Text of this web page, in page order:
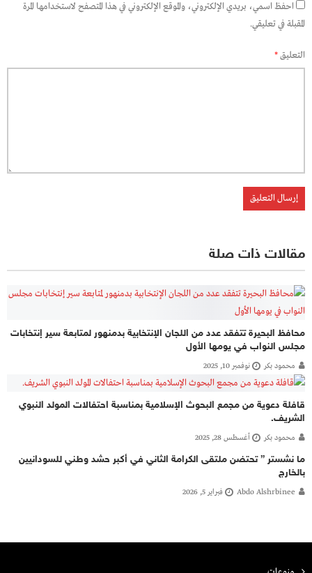
احفظ اسمي، بريدي الإلكتروني، والموقع الإلكتروني في هذا المتصفح لاستخدامها المرة
المقبلة في تعليقي.
التعليق*
مقالات ذات صلة
محافظ البحيرة تتفقد عدد من اللجان الإنتخابية بدمنهور لمتابعة سير إنتخابات
مجلس النواب في يومها الأول
محمود بكر نوفمبر 10, 2025
قافلة دعوية من مجمع البحوث الإسلامية بمناسبة احتفالات المولد النبوي
الشريف.
محمود بكر أغسطس 28, 2025
ما نشستر ” تحتضن ملتقى الكرامة الثاني في أكبر حشد وطني للسودانيين
بالخارج
Abdo Alshrbinee فبراير 5, 2026